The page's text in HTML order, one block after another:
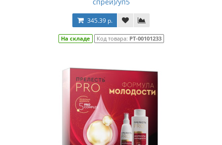
345.39 р.
На складе Код товара: РТ-00101233